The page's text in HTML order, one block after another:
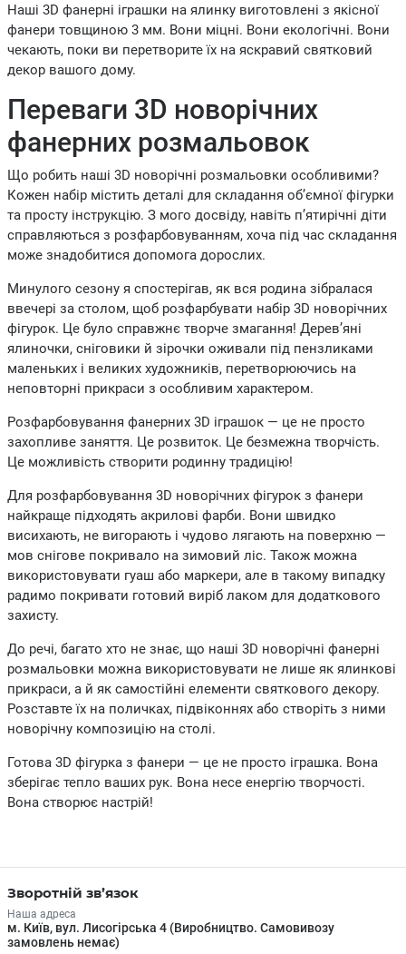
Наші 3D фанерні іграшки на ялинку виготовлені з якісної
фанери товщиною 3 мм. Вони міцні. Вони екологічні. Вони
чекають, поки ви перетворите їх на яскравий святковий
декор вашого дому.
Переваги 3D новорічних
фанерних розмальовок
Що робить наші 3D новорічні розмальовки особливими?
Кожен набір містить деталі для складання об’ємної фігурки
та просту інструкцію. З мого досвіду, навіть п’ятирічні діти
справляються з розфарбовуванням, хоча під час складання
може знадобитися допомога дорослих.
Минулого сезону я спостерігав, як вся родина зібралася
ввечері за столом, щоб розфарбувати набір 3D новорічних
фігурок. Це було справжнє творче змагання! Дерев’яні
ялиночки, сніговики й зірочки оживали під пензликами
маленьких і великих художників, перетворюючись на
неповторні прикраси з особливим характером.
Розфарбовування фанерних 3D іграшок — це не просто
захопливе заняття. Це розвиток. Це безмежна творчість.
Це можливість створити родинну традицію!
Для розфарбовування 3D новорічних фігурок з фанери
найкраще підходять акрилові фарби. Вони швидко
висихають, не вигорають і чудово лягають на поверхню —
мов снігове покривало на зимовий ліс. Також можна
використовувати гуаш або маркери, але в такому випадку
радимо покривати готовий виріб лаком для додаткового
захисту.
До речі, багато хто не знає, що наші 3D новорічні фанерні
розмальовки можна використовувати не лише як ялинкові
прикраси, а й як самостійні елементи святкового декору.
Розставте їх на поличках, підвіконнях або створіть з ними
новорічну композицію на столі.
Готова 3D фігурка з фанери — це не просто іграшка. Вона
зберігає тепло ваших рук. Вона несе енергію творчості.
Вона створює настрій!
Зворотній зв’язок
Наша адреса
м. Київ, вул. Лисогірська 4 (Виробництво. Самовивозу
замовлень немає)